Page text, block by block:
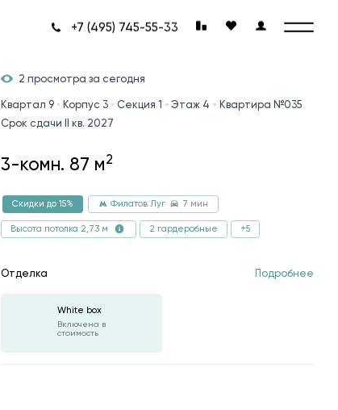
+7 (495) 745-55-33
2 просмотра за сегодня
Квартал 9 Корпус 3 Секция 1 Этаж 4
Квартира №035
Срок сдачи II кв. 2027
3-комн. 87 м2
Скидки до 15% Филатов Луг 7 мин
Высота потолка 2,73 м 2 гардеробные +5
Отделка Подробнее
White box
Включена в
стоимость